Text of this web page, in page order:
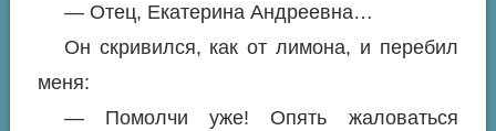
— Отец, Екатерина Андреевна…
Он скривился, как от лимона, и перебил
меня:
— Помолчи уже! Опять жаловаться